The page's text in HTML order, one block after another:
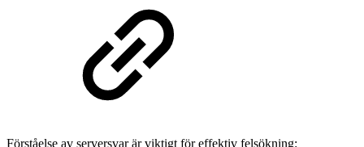
Förståelse av serversvar är viktigt för effektiv felsökning: